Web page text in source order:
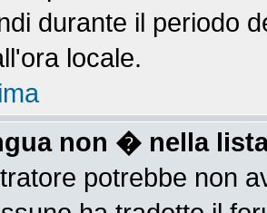
durante il periodo
locale.
non � nella
potrebbe non